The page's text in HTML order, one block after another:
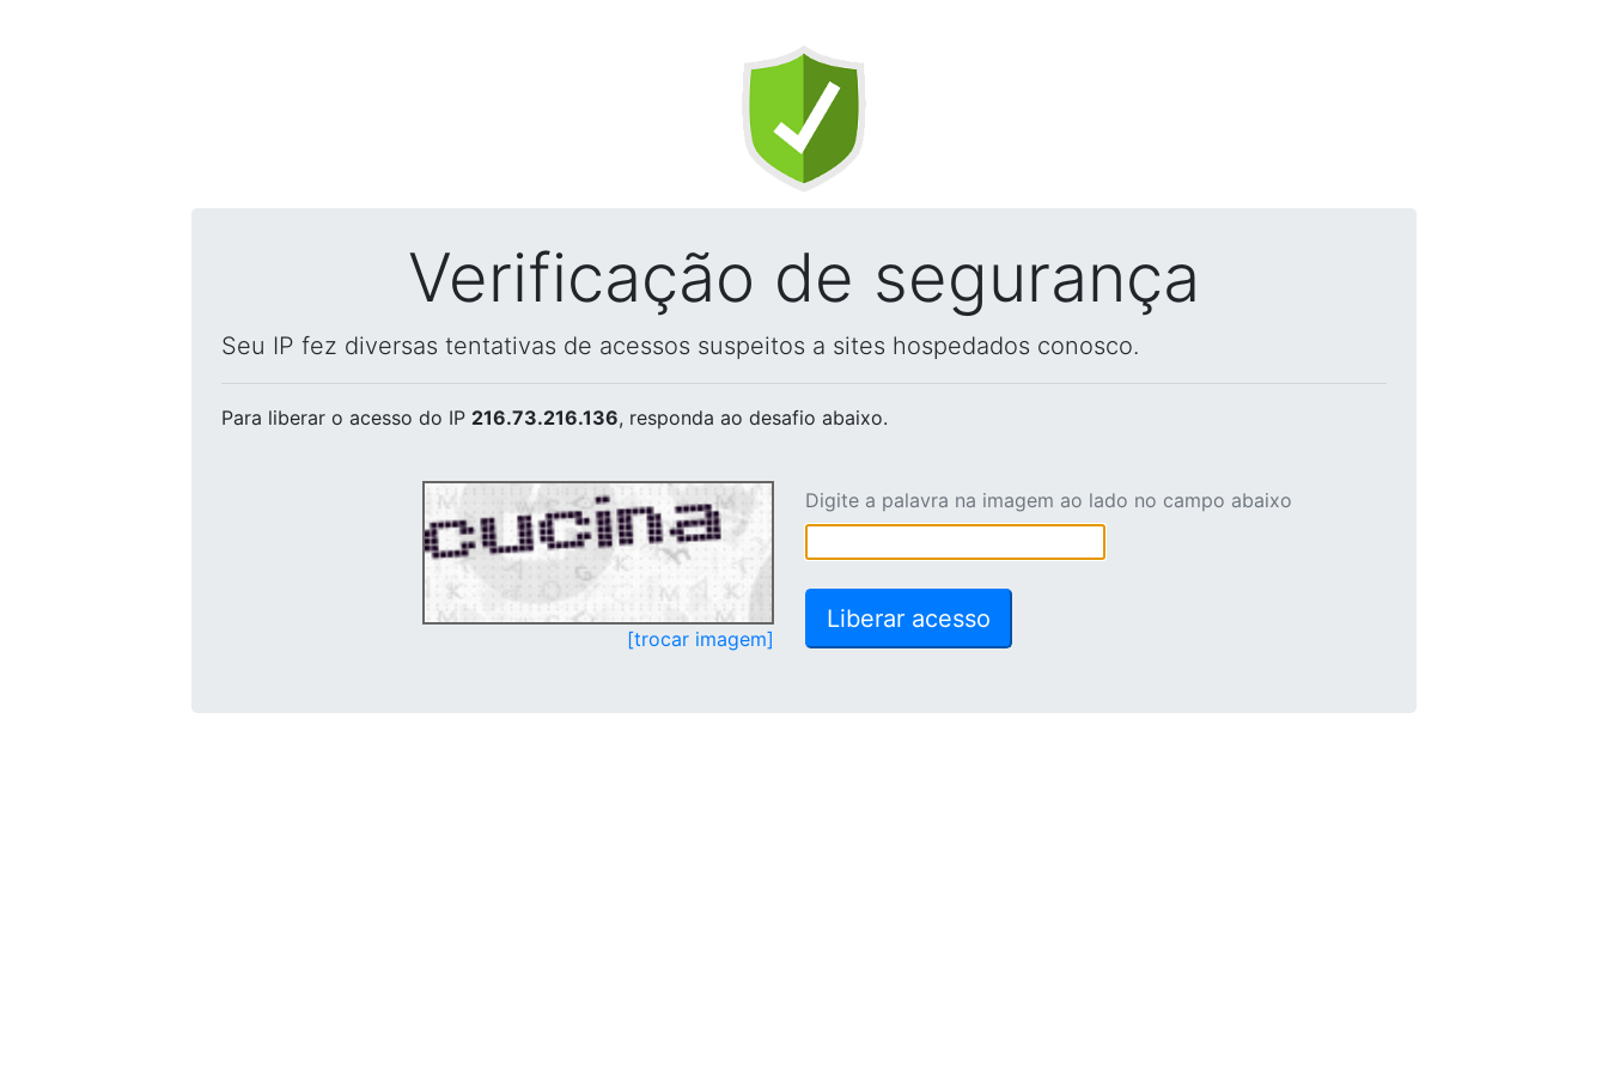
Verificação de segurança
Seu IP fez diversas tentativas de acessos suspeitos a sites hospedados conosco.
Para liberar o acesso do IP 216.73.216.136, responda ao desafio abaixo.
[trocar imagem]
Digite a palavra na imagem ao lado no campo abaixo